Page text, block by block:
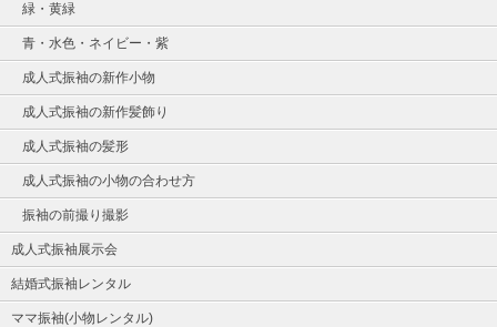
緑・黄緑
青・水色・ネイビー・紫
成人式振袖の新作小物
成人式振袖の新作髪飾り
成人式振袖の髪形
成人式振袖の小物の合わせ方
振袖の前撮り撮影
成人式振袖展示会
結婚式振袖レンタル
ママ振袖(小物レンタル)